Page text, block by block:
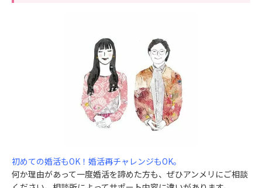
初めての婚活もOK！婚活再チャレンジもOK。
何か理由があって一度婚活を諦めた方も、ぜひアンメリにご相談